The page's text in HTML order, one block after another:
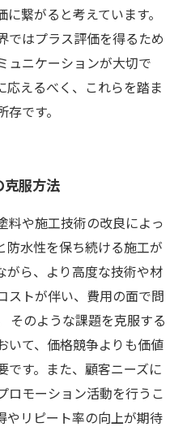
繋がると考えています。
ではプラス評価を得るため
ュニケーションが大切で
応えるべく、これらを踏ま
です。
克服方法
料や施工技術の改良によっ
防水性を保ち続ける施工が
がら、より高度な技術や材
ストが伴い、費用の面で問
そのような課題を克服する
いて、価格競争よりも価値
です。また、顧客ニーズに
ロモーション活動を行うこ
やリピート率の向上が期待